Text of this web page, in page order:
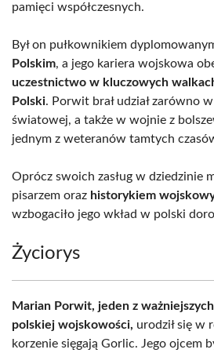
pamięci współczesnych.
Był on pułkownikiem
Polskim, a jego kariera wojskowa
uczestnictwo w kluczowych
Polski. Porwit brał udział zarówno
światowej, a także w wojnie z
jednym z weteranów tamtych
Oprócz swoich zasług w dziedzinie
pisarzem oraz historykiem
wzbogaciło jego wkład w polski
Życiorys
Marian Porwit, jeden z
polskiej wojskowości, urodził się w
korzenie sięgają Gorlic. Jego ojcem